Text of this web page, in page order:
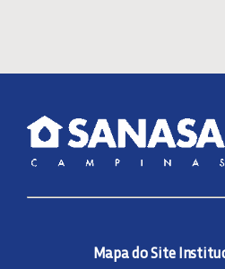
Mapa do Site